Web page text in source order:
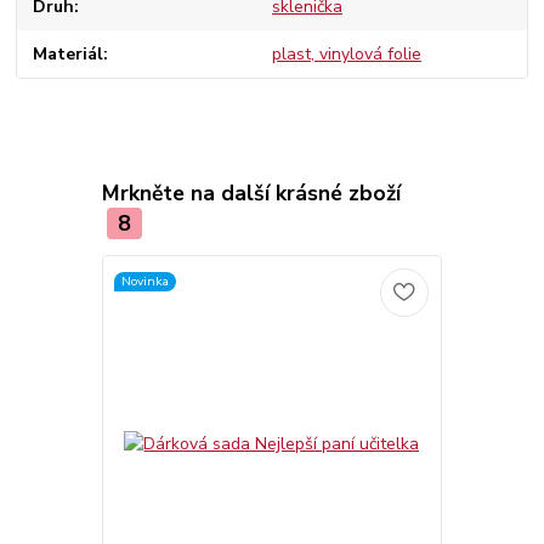
Druh sklenička
Materiál plast, vinylová folie
Mrkněte na další krásné zboží
8
Novinka